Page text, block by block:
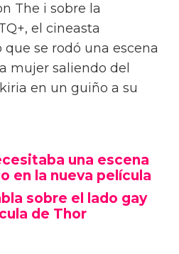
The i sobre la
el cineasta
se rodó una escena
mujer saliendo del
en un guiño a su
una escena
en la nueva película
sobre el lado gay
de Thor